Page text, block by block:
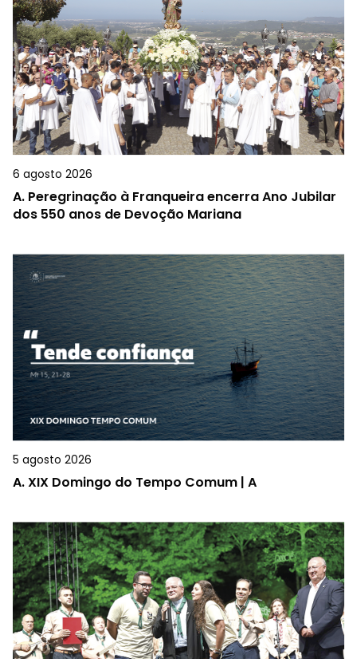
6 agosto 2026
A. Peregrinação à Franqueira encerra Ano Jubilar
dos 550 anos de Devoção Mariana
5 agosto 2026
A.XIX Domingo do Tempo Comum | A